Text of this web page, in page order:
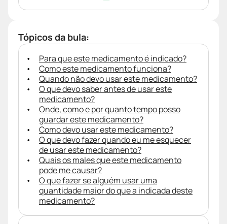
Tópicos da bula:
Para que este medicamento é indicado?
Como este medicamento funciona?
Quando não devo usar este medicamento?
O que devo saber antes de usar este
medicamento?
Onde, como e por quanto tempo posso
guardar este medicamento?
Como devo usar este medicamento?
O que devo fazer quando eu me esquecer
de usar este medicamento?
Quais os males que este medicamento
pode me causar?
O que fazer se alguém usar uma
quantidade maior do que a indicada deste
medicamento?